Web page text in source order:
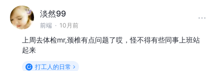
淡然99
前端 · 10月前
上周去体检mr,颈椎有点问题了哎，怪不得有些同事上班站
起来
打工人的日常